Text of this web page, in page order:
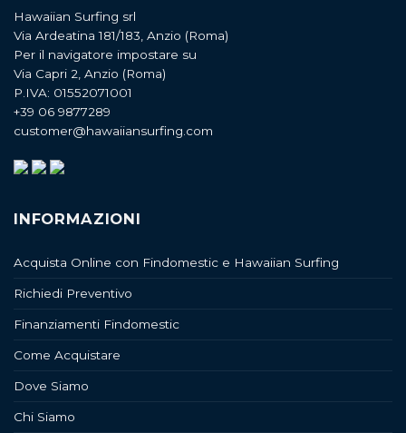
Hawaiian Surfing srl
Via Ardeatina 181/183, Anzio (Roma)
Per il navigatore impostare su
Via Capri 2, Anzio (Roma)
P.IVA: 01552071001
+39 06 9877289
customer@hawaiiansurfing.com
INFORMAZIONI
Acquista Online con Findomestic e Hawaiian Surfing
Richiedi Preventivo
Finanziamenti Findomestic
Come Acquistare
Dove Siamo
Chi Siamo